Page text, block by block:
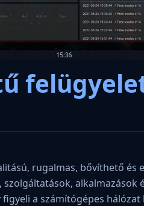
rugalmas, bővíthető és
alkalmazások
figyeli a számítógépes